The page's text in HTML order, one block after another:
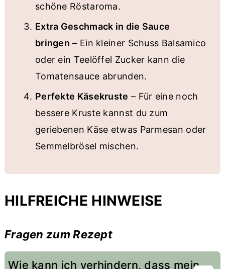
schöne Röstaroma.
Extra Geschmack in die Sauce
bringen – Ein kleiner Schuss Balsamico
oder ein Teelöffel Zucker kann die
Tomatensauce abrunden.
Perfekte Käsekruste – Für eine noch
bessere Kruste kannst du zum
geriebenen Käse etwas Parmesan oder
Semmelbrösel mischen.
HILFREICHE HINWEISE
Fragen zum Rezept
Wie kann ich verhindern, dass mein